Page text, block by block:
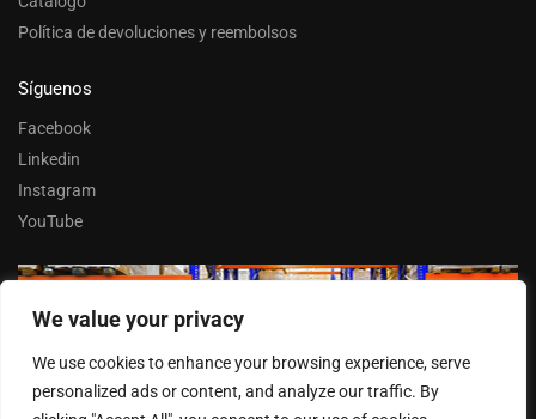
We value your privacy
We use cookies to enhance your browsing experience, serve
personalized ads or content, and analyze our traffic. By
Política de devoluciones y reembolsos
Síguenos
Facebook
Linkedin
Instagram
YouTube
Trabaja con nosotros
Entrar